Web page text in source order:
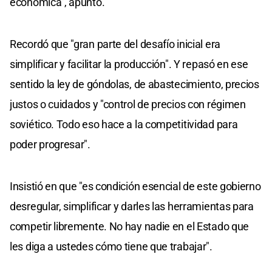
Recordó que "gran parte del desafío inicial era
simplificar y facilitar la producción". Y repasó en ese
sentido la ley de góndolas, de abastecimiento, precios
justos o cuidados y "control de precios con régimen
soviético. Todo eso hace a la competitividad para
poder progresar".
Insistió en que "es condición esencial de este gobierno
desregular, simplificar y darles las herramientas para
competir libremente. No hay nadie en el Estado que
les diga a ustedes cómo tiene que trabajar".